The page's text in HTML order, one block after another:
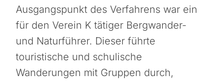
Ausgangspunkt des Verfahrens war ein
für den Verein K tätiger Bergwander-
und Naturführer. Dieser führte
touristische und schulische
Wanderungen mit Gruppen durch,